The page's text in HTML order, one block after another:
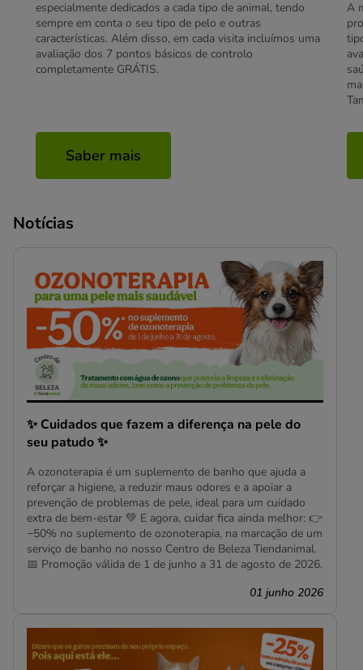
especialmente dedicados a cada tipo de animal, tendo
sempre em conta o seu tipo de pelo e outras
características. Além disso, em cada visita incluímos uma
avaliação dos 7 pontos básicos de controlo
completamente GRÁTIS.
Saber mais
A
Notícias
✨ Cuidados que fazem a diferença na pele do
seu patudo ✨
A ozonoterapia é um suplemento de banho que ajuda a
reforçar a higiene, a reduzir maus odores e a apoiar a
prevenção de problemas de pele, ideal para um cuidado
extra de bem-estar 💚 E agora, cuidar fica ainda melhor: 👉
−50% no suplemento de ozonoterapia, na marcação de um
serviço de banho no nosso Centro de Beleza Tiendanimal.
📅 Promoção válida de 1 de junho a 31 de agosto de 2026.
01 junho 2026